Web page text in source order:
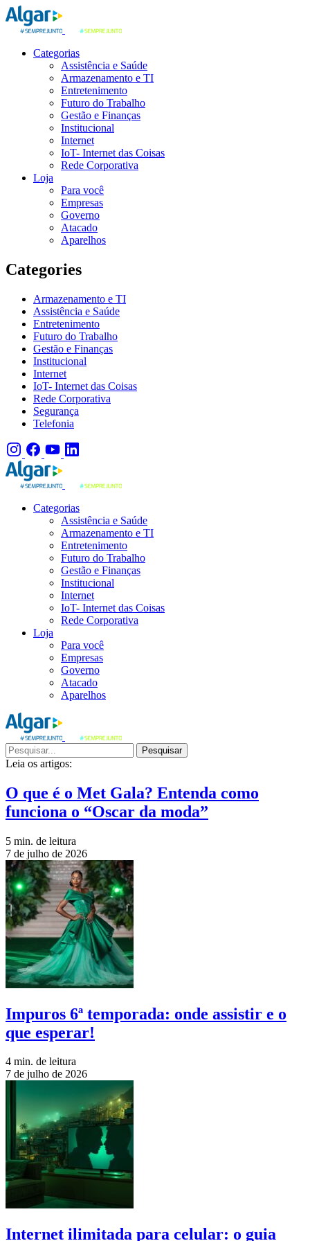
Categorias
Assistência e Saúde
Armazenamento e TI
Entretenimento
Futuro do Trabalho
Gestão e Finanças
Institucional
Internet
IoT- Internet das Coisas
Rede Corporativa
Loja
Para você
Empresas
Governo
Atacado
Aparelhos
Categories
Armazenamento e TI
Assistência e Saúde
Entretenimento
Futuro do Trabalho
Gestão e Finanças
Institucional
Internet
IoT- Internet das Coisas
Rede Corporativa
Segurança
Telefonia
Categorias
Assistência e Saúde
Armazenamento e TI
Entretenimento
Futuro do Trabalho
Gestão e Finanças
Institucional
Internet
IoT- Internet das Coisas
Rede Corporativa
Loja
Para você
Empresas
Governo
Atacado
Aparelhos
Pesquisar
Leia os artigos:
O que é o Met Gala? Entenda como
funciona o “Oscar da moda”
5 min. de leitura
7 de julho de 2026
Impuros 6ª temporada: onde assistir e o
que esperar!
4 min. de leitura
7 de julho de 2026
Internet ilimitada para celular: o guia